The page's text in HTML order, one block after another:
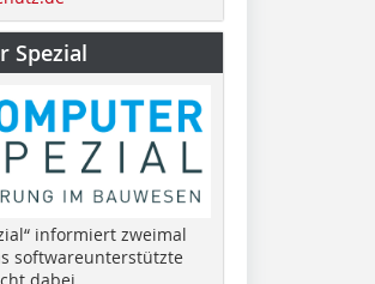
Spezial
informiert zweimal
softwareunterstützte